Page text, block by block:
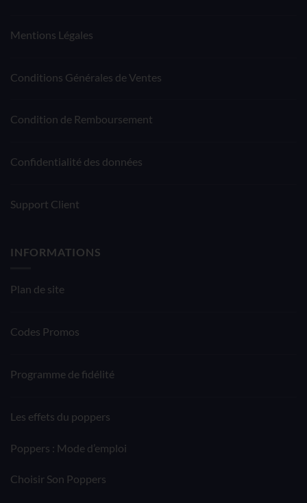
Mentions Légales
Conditions Générales de Ventes
Condition de Remboursement
Confidentialité des données
Support Client
INFORMATIONS
Plan de site
Codes Promos
Programme de fidélité
Les effets du poppers
Poppers : Mode d’emploi
Choisir Son Poppers